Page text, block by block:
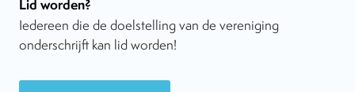
Lid worden?
Iedereen die de doelstelling van de vereniging
onderschrijft kan lid worden!